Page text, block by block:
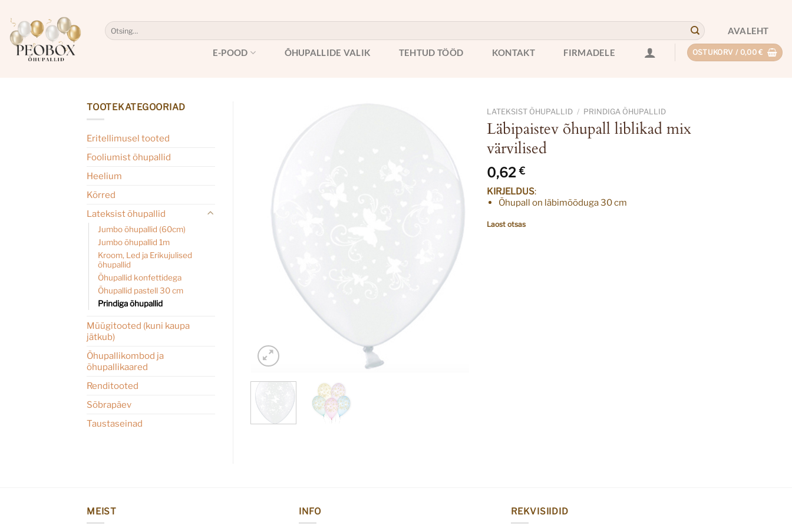
content
Otsi:
AVALEHT
E-POOD ÕHUPALLIDE VALIK TEHTUD TÖÖD KONTAKT FIRMADELE OSTUKORV / 0,00€
TOOTEKATEGOORIAD
Eritellimusel tooted
Fooliumist õhupallid
Heelium
Kõrred
Lateksist õhupallid
Jumbo õhupallid (60cm)
Jumbo õhupallid 1m
Kroom, Led ja Erikujulised
õhupallid
Õhupallid konfettidega
Õhupallid pastell 30 cm
Prindiga õhupallid
Müügitooted (kuni kaupa
jätkub)
Õhupallikombod ja
õhupallikaared
Renditooted
Sõbrapäev
Taustaseinad
LATEKSIST ÕHUPALLID / PRINDIGA ÕHUPALLID
Läbipaistev õhupall liblikad mix
värvilised
0,62€
KIRJELDUS:
Õhupall on läbimõõduga 30 cm
Laost otsas
MEIST INFO REKVISIIDID